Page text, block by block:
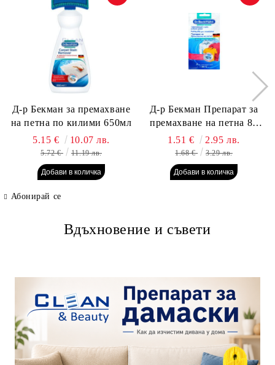
Д-р Бекман за премахване
на петна по килими 650мл
5.15 €
10.07 лв.
5.72 € 11.19 лв.
Д-р Бекман Препарат за
премахване на петна 80
гр. Пауч
1.51 € 2.95 лв.
1.68 € 3.29 лв.
Абонирай се
Вдъхновение и съвети